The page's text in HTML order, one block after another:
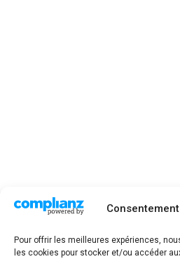
Pour offrir les meilleures expériences,
les cookies pour stocker et/ou accéder